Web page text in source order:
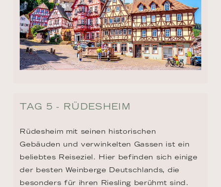
TAG 5 - RÜDESHEIM
Rüdesheim mit seinen historischen
Gebäuden und verwinkelten Gassen ist ein
beliebtes Reiseziel. Hier befinden sich einige
der besten Weinberge Deutschlands, die
besonders für ihren Riesling berühmt sind.